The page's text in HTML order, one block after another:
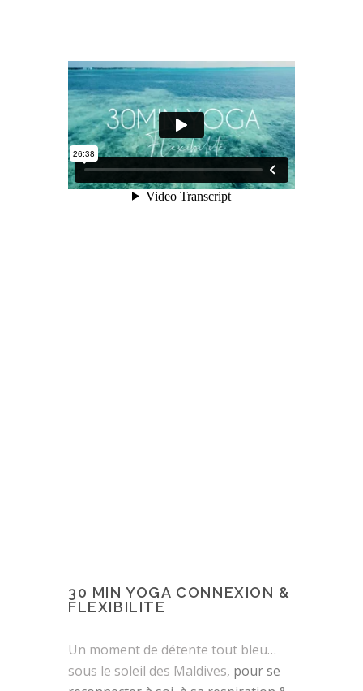
30 MIN YOGA CONNEXION &
FLEXIBILITE
Un moment de détente tout bleu…
sous le soleil des Maldives, pour se